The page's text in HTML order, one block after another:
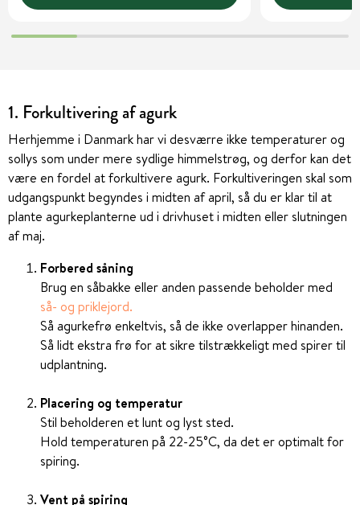
1. Forkultivering af agurk
Herhjemme i Danmark har vi desværre ikke temperaturer og
sollys som under mere sydlige himmelstrøg, og derfor kan det
være en fordel at forkultivere agurk. Forkultiveringen skal som
udgangspunkt begyndes i midten af april, så du er klar til at
plante agurkeplanterne ud i drivhuset i midten eller slutningen
af maj.
Forbered såning
Brug en såbakke eller anden passende beholder med
så- og priklejord.
Så agurkefrø enkeltvis, så de ikke overlapper hinanden.
Så lidt ekstra frø for at sikre tilstrækkeligt med spirer til
udplantning.
Placering og temperatur
Stil beholderen et lunt og lyst sted.
Hold temperaturen på 22-25°C, da det er optimalt for
spiring.
Vent på spiring